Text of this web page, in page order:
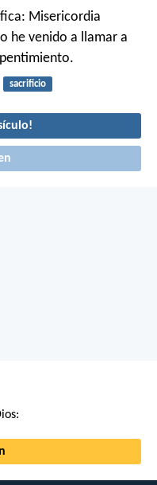
Misericordia
he venido a llamar a
sacrificio